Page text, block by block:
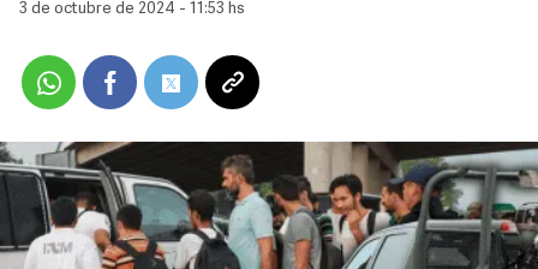
3 de octubre de 2024 - 11:53 hs